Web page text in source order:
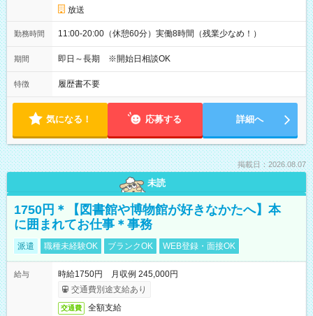
放送
勤務時間 11:00-20:00（休憩60分）実働8時間（残業少なめ！）
期間 即日～長期 ※開始日相談OK
特徴 履歴書不要
気になる！ 応募する 詳細へ
掲載日：2026.08.07
未読
1750円＊【図書館や博物館が好きなかたへ】本
に囲まれてお仕事＊事務
派遣 職種未経験OK ブランクOK WEB登録・面接OK
給与
時給1750円 月収例 245,000円
交通費別途支給あり
交通費 全額支給